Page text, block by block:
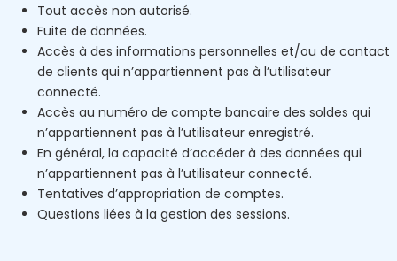
Tout accès non autorisé.
Fuite de données.
Accès à des informations personnelles et/ou de contact
de clients qui n’appartiennent pas à l’utilisateur
connecté.
Accès au numéro de compte bancaire des soldes qui
n’appartiennent pas à l’utilisateur enregistré.
En général, la capacité d’accéder à des données qui
n’appartiennent pas à l’utilisateur connecté.
Tentatives d’appropriation de comptes.
Questions liées à la gestion des sessions.